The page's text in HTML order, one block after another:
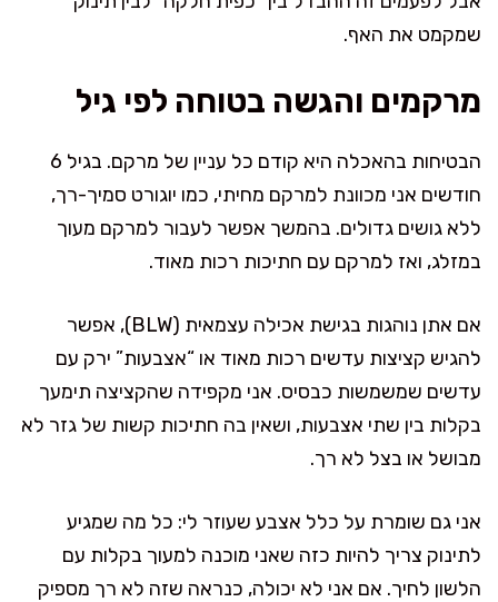
שמקמט את האף.
מרקמים והגשה בטוחה לפי גיל
הבטיחות בהאכלה היא קודם כל עניין של מרקם. בגיל 6
חודשים אני מכוונת למרקם מחיתי, כמו יוגורט סמיך-רך,
ללא גושים גדולים. בהמשך אפשר לעבור למרקם מעוך
במזלג, ואז למרקם עם חתיכות רכות מאוד.
אם אתן נוהגות בגישת אכילה עצמאית (BLW), אפשר
להגיש קציצות עדשים רכות מאוד או “אצבעות” ירק עם
עדשים שמשמשות כבסיס. אני מקפידה שהקציצה תימעך
בקלות בין שתי אצבעות, ושאין בה חתיכות קשות של גזר לא
מבושל או בצל לא רך.
אני גם שומרת על כלל אצבע שעוזר לי: כל מה שמגיע
לתינוק צריך להיות כזה שאני מוכנה למעוך בקלות עם
הלשון לחיך. אם אני לא יכולה, כנראה שזה לא רך מספיק